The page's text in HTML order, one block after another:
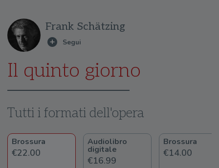
Frank Schätzing
Il quinto giorno
Tutti i formati dell'opera
Brossura
€22.00
Audiolibro
digitale
€16.99
Brossura
€14.00